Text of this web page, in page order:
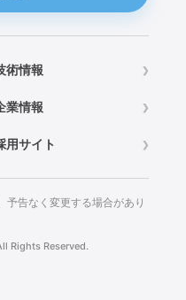
術情報
業情報
用サイト
予告なく変更する場合があり
Rights Reserved.